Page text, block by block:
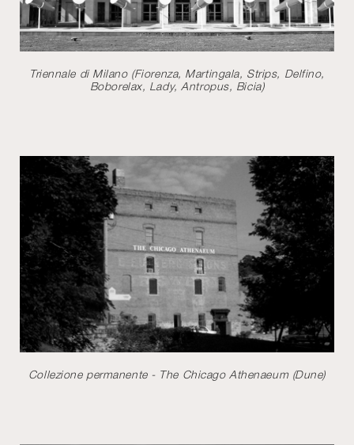
Triennale di Milano (Fiorenza, Martingala, Strips, Delfino,
Boborelax, Lady, Antropus, Bicia)
Collezione permanente - The Chicago Athenaeum (Dune)